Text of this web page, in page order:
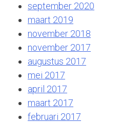
september 2020
maart 2019
november 2018
november 2017
augustus 2017
mei 2017
april 2017
maart 2017
februari 2017